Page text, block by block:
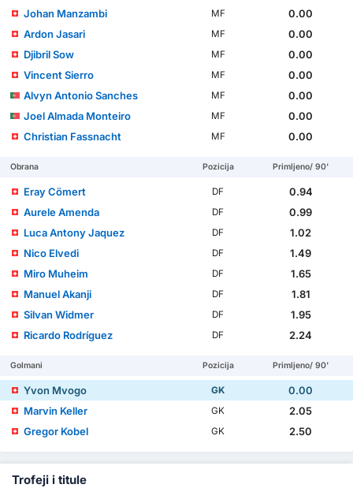
Johan Manzambi
MF
0.00
Ardon Jasari
MF
0.00
Djibril Sow
MF
0.00
Vincent Sierro
MF
0.00
Alvyn Antonio Sanches
MF
0.00
Joel Almada Monteiro
MF
0.00
Christian Fassnacht
MF 0.00
Obrana Pozicija Primljeno/ 90'
Eray Cömert DF
0.94
Aurele Amenda
DF
0.99
Luca Antony Jaquez
DF
1.02
Nico Elvedi
DF
1.49
Miro Muheim
DF
1.65
Manuel Akanji
DF
1.81
Silvan Widmer
DF
1.95
Ricardo Rodríguez
DF 2.24
Golmani Pozicija Primljeno/ 90'
Yvon Mvogo GK
0.00
Marvin Keller
GK
2.05
Gregor Kobel
GK 2.50
Trofeji i titule